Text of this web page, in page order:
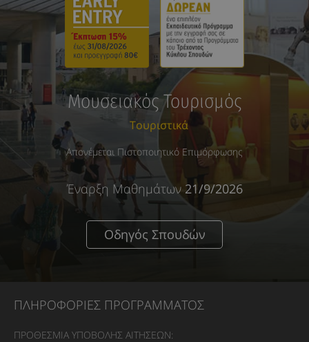
Μουσειακός Τουρισμός
Τουριστικά
Απονέμεται Πιστοποιητικό Επιμόρφωσης
Έναρξη Μαθημάτων 21/9/2026
Οδηγός Σπουδών
ΠΛΗΡΟΦΟΡΙΕΣ ΠΡΟΓΡΑΜΜΑΤΟΣ
ΠΡΟΘΕΣΜΙΑ ΥΠΟΒΟΛΗΣ ΑΙΤΗΣΕΩΝ: